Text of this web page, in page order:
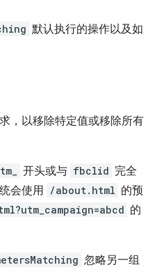
默认执行的操作以及如
，以移除特定值或移除所有
开头或与 fbclid 完全
会使用 /about.html 的预
的
忽略另一组